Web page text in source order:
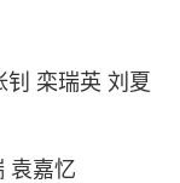
栾瑞英 刘夏
袁嘉忆